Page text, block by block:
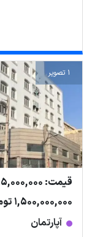
1 تصویر
قیمت: 15,000,000 تومان اجاره
1,500,000,000 تومان رهن
آپارتمان